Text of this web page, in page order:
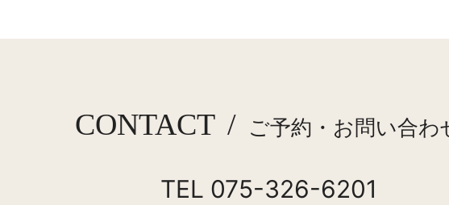
CONTACT / ご予約・お問い合わ
TEL 075-326-6201